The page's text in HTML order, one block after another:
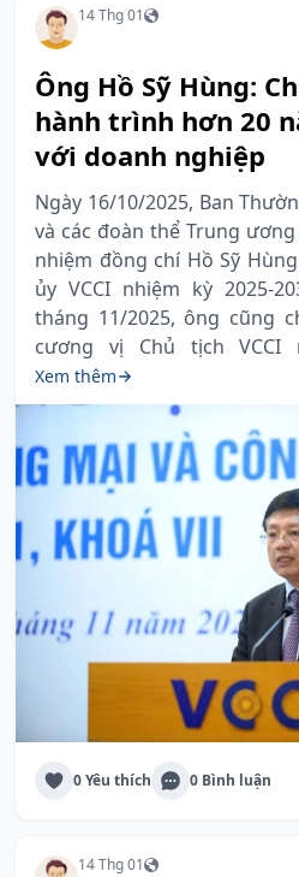
14 Thg 01
Ông Hồ Sỹ Hùng:
hành trình hơn 20
với doanh nghiệp
Ngày 16/10/2025, Ban
và các đoàn thể Trung
nhiệm đồng chí Hồ Sỹ
ủy VCCI nhiệm kỳ 2025-
tháng 11/2025, ông cũng
cương vị Chủ tịch VCCI
Xem thêm
0 Yêu thích 0 Bình luận
14 Thg 01